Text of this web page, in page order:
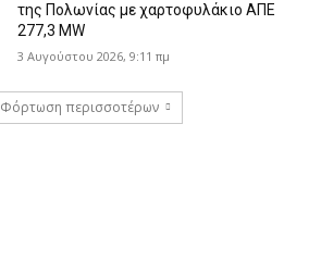
της Πολωνίας με χαρτοφυλάκιο ΑΠΕ
277,3 MW
3 Αυγούστου 2026, 9:11 πμ
Φόρτωση περισσοτέρων